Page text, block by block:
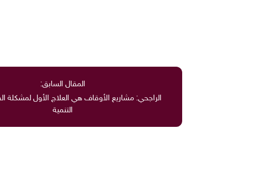
المقال السابق:
الراجحي: مشاريع الأوقاف هي العلاج الأول لمشكلة
التنمية